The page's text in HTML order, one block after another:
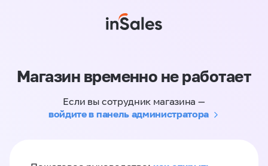
Магазин временно не работает
Если вы сотрудник магазина —
войдите в панель администратора